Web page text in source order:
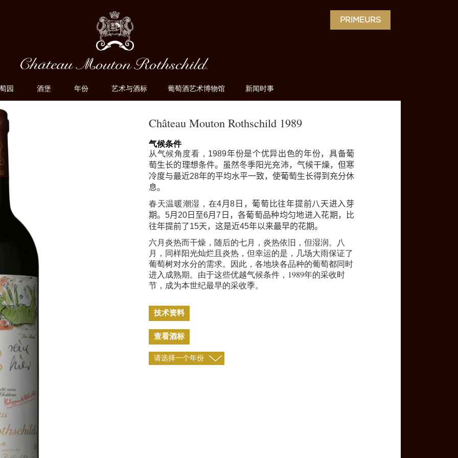
PRIMEURS
园 酒堡 年份 艺术与酒标 葡萄酒艺术博物馆 新闻时事
Château Mouton Rothschild 1989
气候条件
从气候角度看， 1989年份是个优异出色的年份，具备葡
萄生长的理想条件。虽然冬季阳光充沛，气候干燥，但寒
冷度与最近28年的平均水平一致，使葡萄生长得到充分休
息。
春天温暖潮湿，在4月8 日，葡萄比往年提前八天进入芽
期。5月 20 日至6月7 日，各葡萄品种均匀地进入花期，比
往年提前了15天，这是近45年以来最早的花期。
六月炎热而干燥，随后的七月，炎热依旧，但湿润。八
月，同样阳光灿烂且炎热，但幸运的是，几场大雨保证了
葡萄树对水分的需求。因此，各地块各品种的葡萄都同时
进入成熟期。由于这些优越气候条件，1989年的采收时
节，成为本世纪最早的采收季。
技术资料
查看酒标